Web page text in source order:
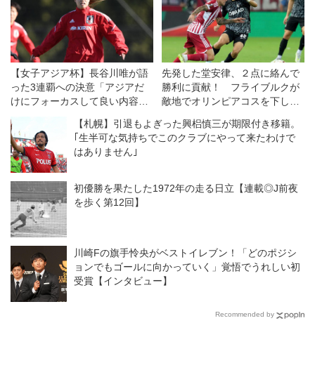
【女子アジア杯】長谷川唯が語
った3連覇への決意「アジアだ
けにフォーカスして良い内容で
先発した堂安律、２点に絡んで
勝利に貢献！ フライブルクが
敵地でオリンピアコスを下して
【札幌】引退もよぎった興梠慎三が期限付き移籍。
｢生半可な気持ちでこのクラブにやって来たわけで
はありません｣
初優勝を果たした1972年の走る日立【連載◎J前夜
を歩く第12回】
川崎Fの旗手怜央がベストイレブン！「どのポジシ
ョンでもゴールに向かっていく」覚悟でうれしい初
受賞【インタビュー】
Recommended by